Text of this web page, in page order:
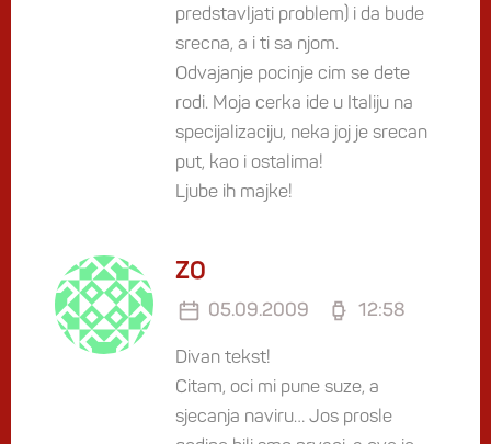
predstavljati problem) i da bude
srecna, a i ti sa njom.
Odvajanje pocinje cim se dete
rodi. Moja cerka ide u Italiju na
specijalizaciju, neka joj je srecan
put, kao i ostalima!
Ljube ih majke!
ZO
05.09.2009 12:58
Divan tekst!
Citam, oci mi pune suze, a
sjecanja naviru… Jos prosle